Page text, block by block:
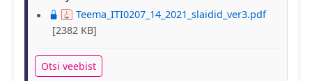
Teema_ITI0207_14_2021_slaidid_ver3.pdf
[2382 KB]
Otsi veebist